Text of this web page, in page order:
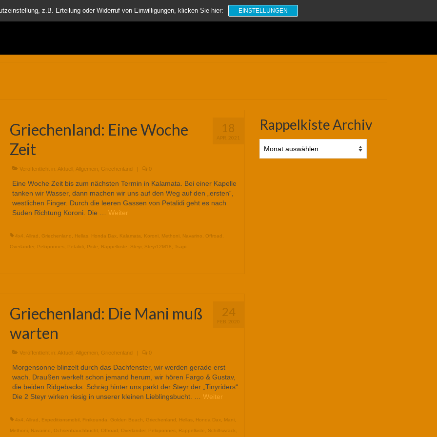
Suchen
nach:
18
APR. 2021
Griechenland: Eine Woche
Zeit
Veröffentlicht in: Aktuell, Allgemein Griechenland | 0
Eine Woche Zeit bis zum nächsten Termin in Kalamata. Bei einer Kapelle
tanken wir Wasser, dann machen wir uns auf den Weg auf den „ersten“,
westlichen Finger. Durch die leeren Gassen von Petalidi geht es nach
Süden Richtung Koroni. Die … Weiter
4x4 Allrad Griechenland Hellas, Honda Dax Kalamata Koroni Methoni Navarino Offroad
Overlander, Peloponnes, Petalidi Piste Rappelkiste Steyr, Steyr12M18 Tsapi
24
FEB. 2020
Griechenland: Die Mani muß
warten
Veröffentlicht in: Aktuell, Allgemein Griechenland | 0
Morgensonne blinzelt durch das Dachfenster, wir werden gerade erst
wach. Draußen werkelt schon jemand herum, wir hören Fargo & Gustav,
die beiden Ridgebacks. Schräg hinter uns parkt der Steyr der „Tinyriders“.
Die 2 Steyr wirken riesig in unserer kleinen Lieblingsbucht. … Weiter
4x4 Allrad Expeditionsmobil Finikounda Golden Beach Griechenland Hellas, Honda Dax Mani
Methoni
Navarino Ochsenbauchbucht Offroad Overlander, Peloponnes, Rappelkiste Schiffswrack
Rappelkiste Archiv
Archiv
z.B. Erteilung oder Widerruf von Einwilligungen, klicken Sie hier: EINSTELLUNGEN